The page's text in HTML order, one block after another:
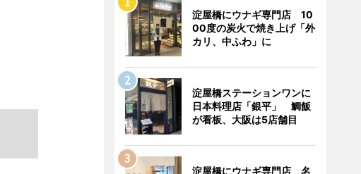
淀屋橋にウナギ専門店 10
00度の炭火で焼き上げ「外
カリ、中ふわ」に
淀屋橋ステーションワンに
日本料理店「銀平」 鯛飯
が看板、大阪は5店舗目
淀屋橋にウナギ専門店 名